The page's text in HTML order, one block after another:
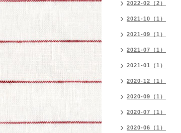
2022-02（2）
2021-10（1）
2021-09（1）
2021-07（1）
2021-01（1）
2020-12（1）
2020-09（1）
2020-07（1）
2020-06（1）